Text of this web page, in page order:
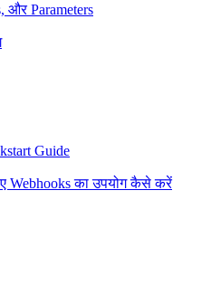
और Parameters
Guide
Webhooks का उपयोग कैसे करें